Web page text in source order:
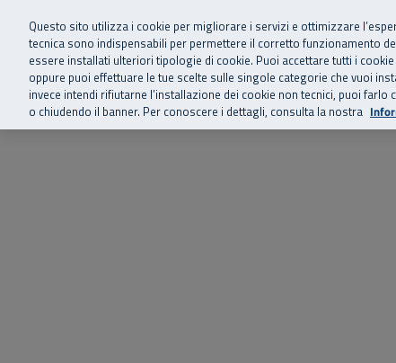
Vai al menu principale
Vai al contenuto principale
Vai al Footer
SuperAbile - il Contact Center Inail per il mondo della disabilità
Home Chi siamo Storie,
Questo sito utilizza i cookie per migliorare i servizi e ottimizzare
tecnica sono indispensabili per permettere il corretto funzionamento
essere installati ulteriori tipologie di cookie. Puoi accettare tutti i cookie
oppure puoi effettuare le tue scelte sulle singole categorie che vuoi
invece intendi rifiutarne l’installazione dei cookie non tecnici, puoi farlo
o chiudendo il banner. Per conoscere i dettagli, consulta la nostra